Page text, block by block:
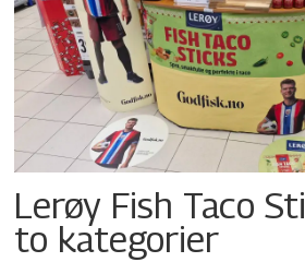
Lerøy Fish Taco
to kategorier